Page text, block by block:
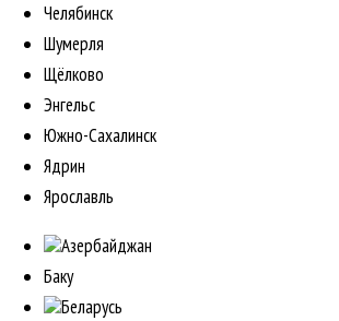
Челябинск
Шумерля
Щёлково
Энгельс
Южно-Сахалинск
Ядрин
Ярославль
Азербайджан
Баку
Беларусь